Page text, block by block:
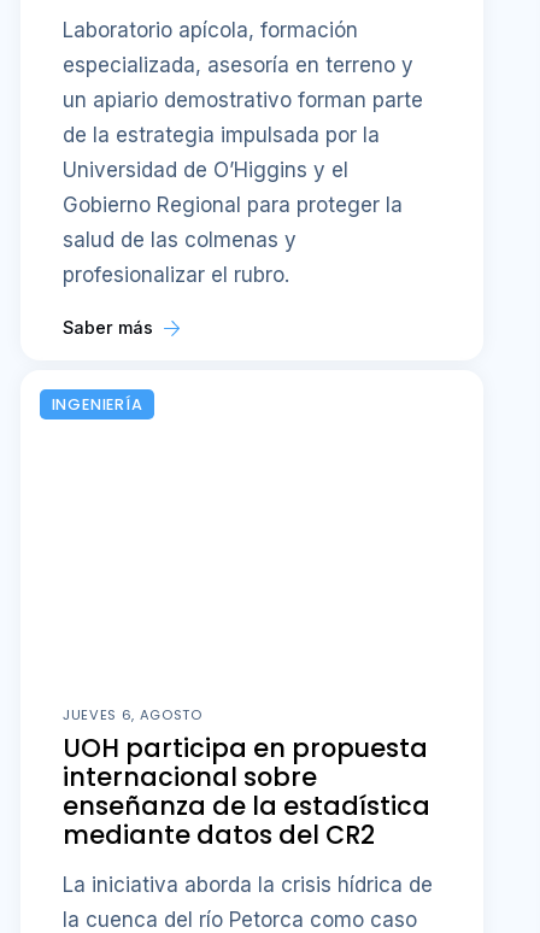
Laboratorio apícola, formación
especializada, asesoría en terreno y
un apiario demostrativo forman parte
de la estrategia impulsada por la
Universidad de O’Higgins y el
Gobierno Regional para proteger la
salud de las colmenas y
profesionalizar el rubro.
Saber más
INGENIERÍA
JUEVES 6, AGOSTO
UOH participa en propuesta
internacional sobre
enseñanza de la estadística
mediante datos del CR2
La iniciativa aborda la crisis hídrica de
la cuenca del río Petorca como caso